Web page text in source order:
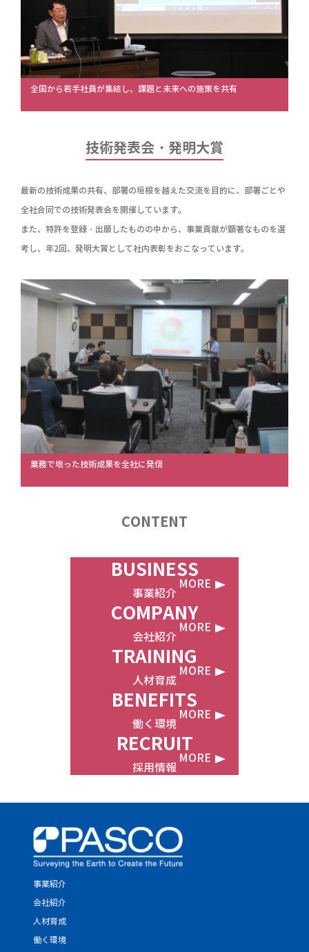
全国から若手社員が集結し、課題と未来への施策を共有
技術発表会・発明大賞
最新の技術成果の共有、部署の垣根を越えた交流を目的に、部署ごとや
全社合同での技術発表会を開催しています。
また、特許を登録・出願したものの中から、事業貢献が顕著なものを選
考し、年2回、発明大賞として社内表彰をおこなっています。
業務で培った技術成果を全社に発信
CONTENT
BUSINESS
事業紹介
COMPANY
会社紹介
TRAINING
人材育成
BENEFITS
働く環境
RECRUIT
採用情報
事業紹介
会社紹介
人材育成
働く環境